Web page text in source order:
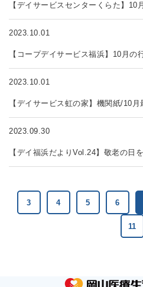
【デイサービスセンターくらた】10
2023.10.01
【コープデイサービス福浜】10月の
2023.10.01
【デイサービス虹の家】機関紙/10
2023.09.30
【デイ福浜だよりVol.24】敬老の日
3 4 5 6
11